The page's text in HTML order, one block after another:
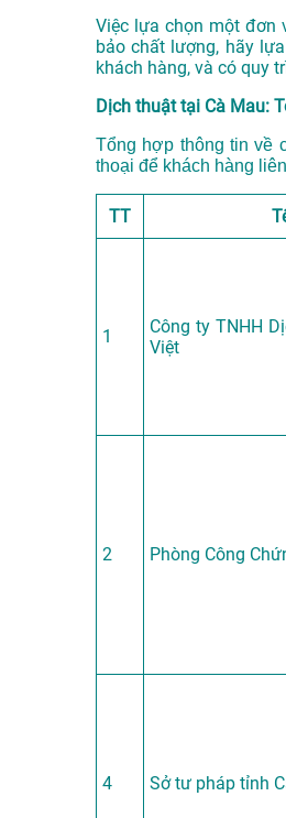
Việc lựa chọn một đơn
bảo chất lượng, hãy
khách hàng, và có quy
Dịch thuật tại Cà Mau:
Tổng hợp thông tin về
thoại để khách hàng
TT
1
Công ty TNHH
Việt
2 Phòng Công
4 Sở tư pháp tỉnh